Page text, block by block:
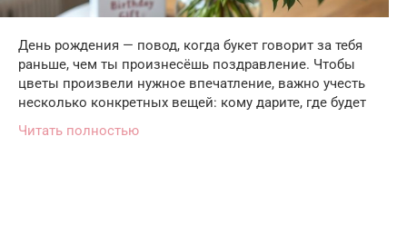
День рождения — повод, когда букет говорит за тебя
раньше, чем ты произнесёшь поздравление. Чтобы
цветы произвели нужное впечатление, важно учесть
несколько конкретных вещей: кому дарите, где будет
Читать полностью